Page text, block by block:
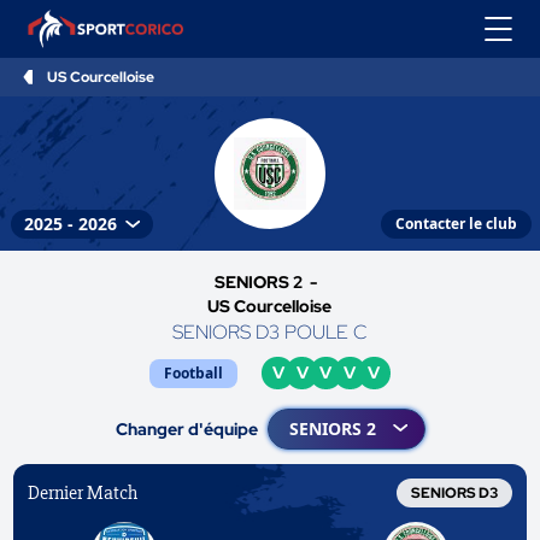
US Courcelloise
Contacter le club
SENIORS 2 -
US Courcelloise
SENIORS D3 POULE C
Football V V V V V
Changer d'équipe
Dernier Match SENIORS D3